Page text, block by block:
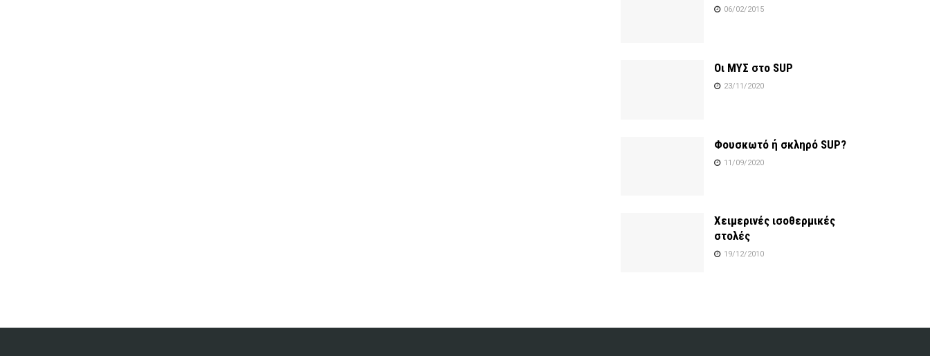
06/02/2015
Οι ΜΥΣ στο SUP
23/11/2020
Φουσκωτό ή σκληρό SUP?
11/09/2020
Χειμερινές ισοθερμικές
στολές
19/12/2010